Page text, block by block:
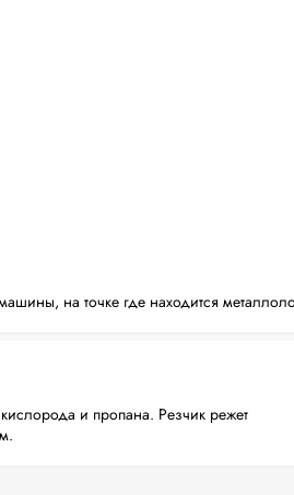
на точке где находится
и пропана. Резчик режет